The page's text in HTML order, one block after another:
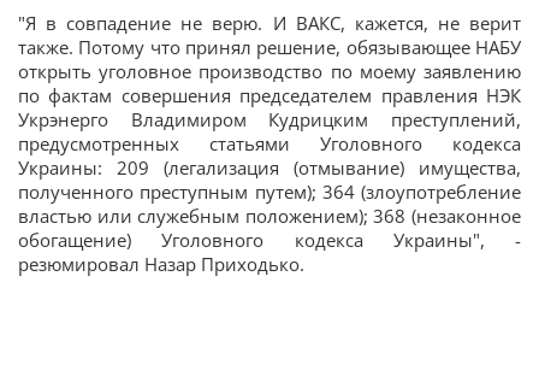
"Я в совпадение не верю. И ВАКС, кажется, не верит
также. Потому что принял решение, обязывающее НАБУ
открыть уголовное производство по моему заявлению
по фактам совершения председателем правления НЭК
Укрэнерго Владимиром Кудрицким преступлений,
предусмотренных статьями Уголовного кодекса
Украины: 209 (легализация (отмывание) имущества,
полученного преступным путем); 364 (злоупотребление
властью или служебным положением); 368 (незаконное
обогащение) Уголовного кодекса Украины", -
резюмировал Назар Приходько.